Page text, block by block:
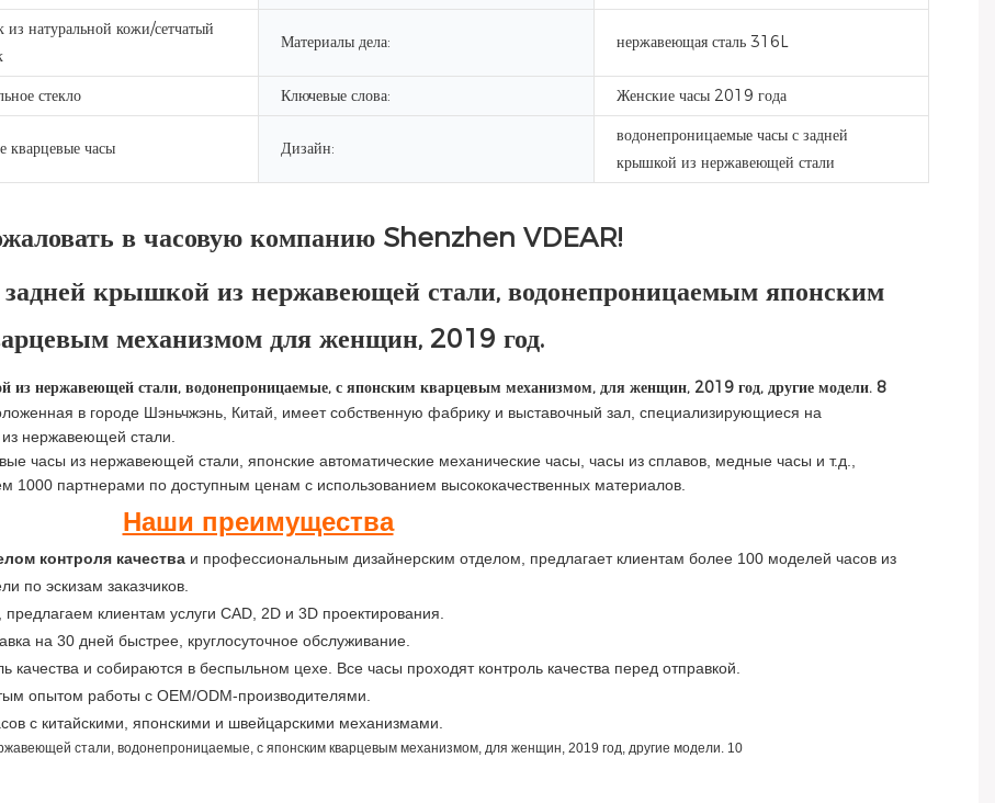
натуральной кожи/сетчатый
Материалы дела: нержавеющая сталь 316L
стекло Ключевые слова: Женские часы 2019 года
кварцевые часы Дизайн:
водонепроницаемые часы с задней
крышкой из нержавеющей стали
в часовую компанию Shenzhen VDEAR!
крышкой из нержавеющей стали, водонепроницаемым японским
механизмом для женщин, 2019 год.
в городе Шэньчжэнь, Китай, имеет собственную фабрику и выставочный зал, специализирующиеся на
нержавеющей стали.
часы из нержавеющей стали, японские автоматические механические часы, часы из сплавов, медные часы и т.д.,
1000 партнерами по доступным ценам с использованием высококачественных материалов.
Наши преимущества
контроля качества и профессиональным дизайнерским отделом, предлагает клиентам более 100 моделей часов из
по эскизам заказчиков.
клиентам услуги CAD, 2D и 3D проектирования.
на 30 дней быстрее, круглосуточное обслуживание.
качества и собираются в беспыльном цехе. Все часы проходят контроль качества перед отправкой.
опытом работы с OEM/ODM-производителями.
с китайскими, японскими и швейцарскими механизмами.